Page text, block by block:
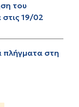
του
στις 19/02
πλήγματα στη